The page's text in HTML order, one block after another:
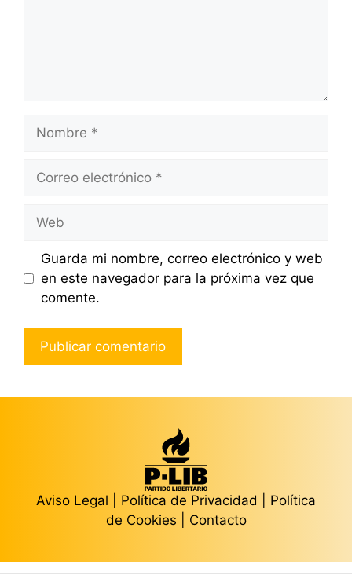
Nombre
Correo
Web
Guarda mi nombre, correo electrónico y web
en este navegador para la próxima vez que
comente.
Aviso Legal Política de Privacidad
Política
de Cookies
Contacto